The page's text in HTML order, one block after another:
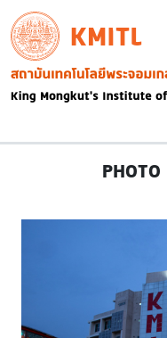
Skip to main content
KMITL
Image